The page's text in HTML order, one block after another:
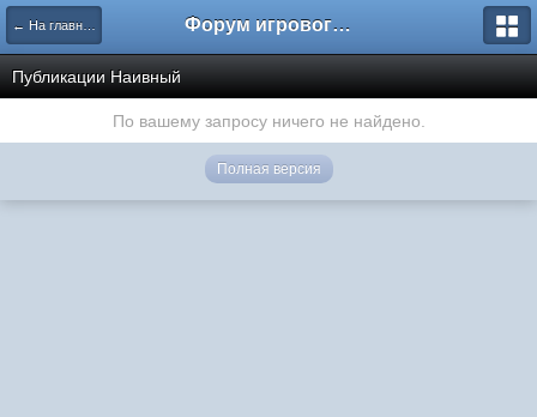
← На главную Форум игрового проекта Riverrise
Публикации Наивный
По вашему запросу ничего не найдено.
Полная версия